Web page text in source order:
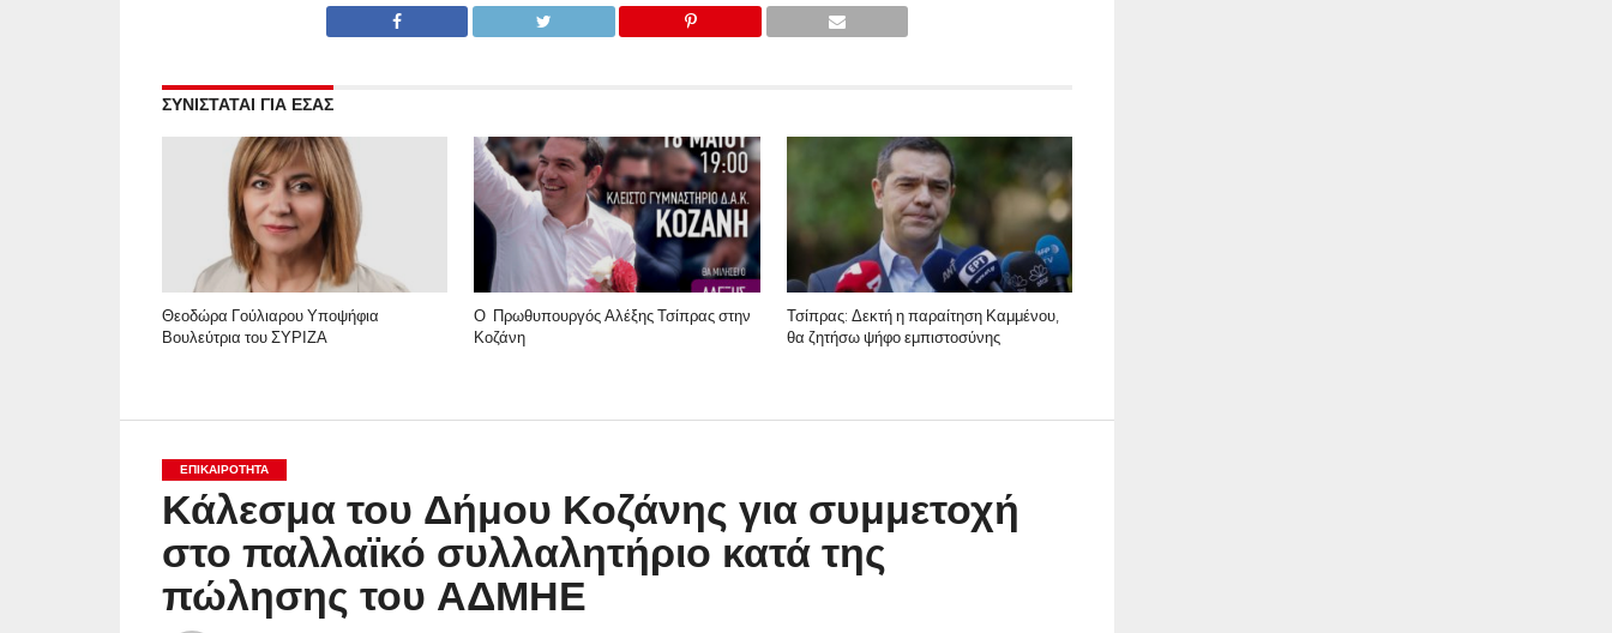
ΣΥΝΙΣΤΑΤΑΙ ΓΙΑ ΕΣΑΣ
Θεοδώρα Γούλιαρου Υποψήφια
Βουλεύτρια του ΣΥΡΙΖΑ
Ο Πρωθυπουργός Αλέξης Τσίπρας στην
Κοζάνη
Τσίπρας: Δεκτή η παραίτηση Καμμένου,
θα ζητήσω ψήφο εμπιστοσύνης
ΕΠΙΚΑΙΡΟΤΗΤΑ
Κάλεσμα του Δήμου Κοζάνης για συμμετοχή
στο παλλαϊκό συλλαλητήριο κατά της
πώλησης του ΑΔΜΗΕ